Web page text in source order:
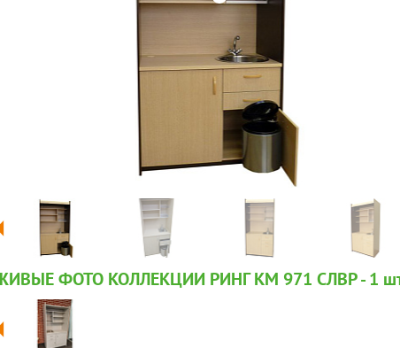
ФОТО КОЛЛЕКЦИИ РИНГ КМ 971 СЛВР - 1